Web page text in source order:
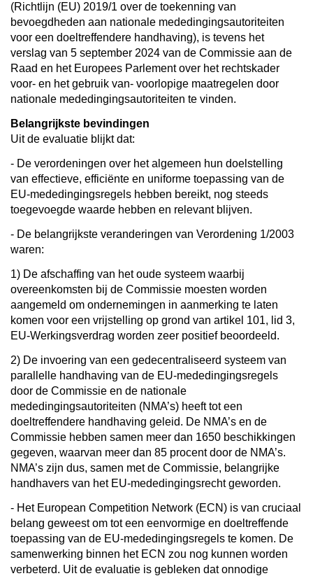
(Richtlijn (EU) 2019/1 over de toekenning van
bevoegdheden aan nationale mededingingsautoriteiten
voor een doeltreffendere handhaving), is tevens het
verslag van 5 september 2024 van de Commissie aan de
Raad en het Europees Parlement over het rechtskader
voor- en het gebruik van- voorlopige maatregelen door
nationale mededingingsautoriteiten te vinden.
Belangrijkste bevindingen
Uit de evaluatie blijkt dat:
- De verordeningen over het algemeen hun doelstelling
van effectieve, efficiënte en uniforme toepassing van de
EU-mededingingsregels hebben bereikt, nog steeds
toegevoegde waarde hebben en relevant blijven.
- De belangrijkste veranderingen van Verordening 1/2003
waren:
1) De afschaffing van het oude systeem waarbij
overeenkomsten bij de Commissie moesten worden
aangemeld om ondernemingen in aanmerking te laten
komen voor een vrijstelling op grond van artikel 101, lid 3,
EU-Werkingsverdrag worden zeer positief beoordeeld.
2) De invoering van een gedecentraliseerd systeem van
parallelle handhaving van de EU-mededingingsregels
door de Commissie en de nationale
mededingingsautoriteiten (NMA’s) heeft tot een
doeltreffendere handhaving geleid. De NMA’s en de
Commissie hebben samen meer dan 1650 beschikkingen
gegeven, waarvan meer dan 85 procent door de NMA’s.
NMA’s zijn dus, samen met de Commissie, belangrijke
handhavers van het EU-mededingingsrecht geworden.
- Het European Competition Network (ECN) is van cruciaal
belang geweest om tot een eenvormige en doeltreffende
toepassing van de EU-mededingingsregels te komen. De
samenwerking binnen het ECN zou nog kunnen worden
verbeterd. Uit de evaluatie is gebleken dat onnodige